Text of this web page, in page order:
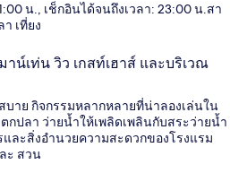
น., เช็กอินได้จนถึงเวลา: 23:00 น.สา
เที่ยง
าน์เท่น วิว เกสท์เฮาส์ และบริเวณ
บาย กิจกรรมหลากหลายที่น่าลองเล่นใน
กปลา ว่ายน้ำให้เพลิดเพลินกับสระว่ายน้ำ
และสิ่งอำนวยความสะดวกของโรงแรม
ะ สวน